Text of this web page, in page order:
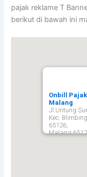
pajak reklame T
berikut di bawah ini
Onbill
Malang
Jl.Untung
Kec.
65126,
Malang